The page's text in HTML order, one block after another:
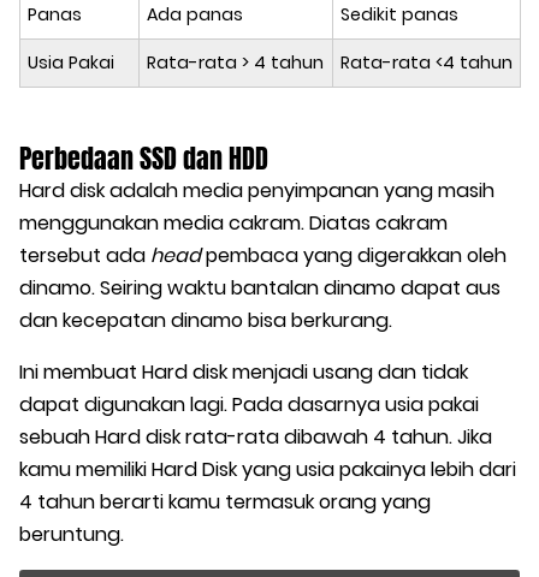
Panas
Ada panas
Sedikit panas
Usia Pakai
Rata-rata > 4 tahun Rata-rata <4 tahun
Perbedaan SSD dan HDD
Hard disk adalah media penyimpanan yang masih
menggunakan media cakram. Diatas cakram
tersebut ada headpembaca yang digerakkan oleh
dinamo. Seiring waktu bantalan dinamo dapat aus
dan kecepatan dinamo bisa berkurang.
Ini membuat Hard disk menjadi usang dan tidak
dapat digunakan lagi. Pada dasarnya usia pakai
sebuah Hard disk rata-rata dibawah 4 tahun. Jika
kamu memiliki Hard Disk yang usia pakainya lebih dari
4 tahun berarti kamu termasuk orang yang
beruntung.